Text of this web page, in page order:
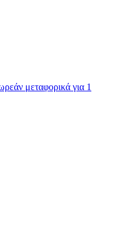
μεταφορικά για 1